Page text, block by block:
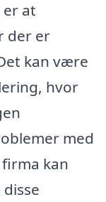
at
der er
kan være
hvor
med
kan